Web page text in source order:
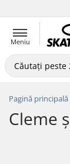
Meniu
Pagină principală
Cleme